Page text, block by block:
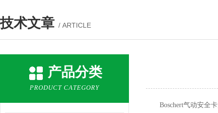
技术文章 / ARTICLE
产品分类
PRODUCT CATEGORY
Boschert气动安全卡